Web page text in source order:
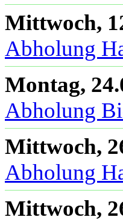
Mittwoch,
Abholung
Montag,
Abholung
Mittwoch,
Abholung
Mittwoch,